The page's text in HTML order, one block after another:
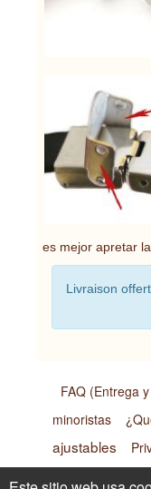
es mejor apretar
Livraison
FAQ (Entrega
minoristas
ajustables
Renoncer au